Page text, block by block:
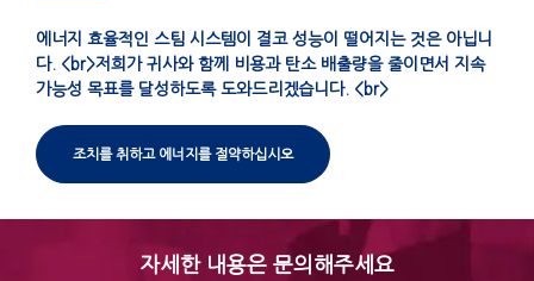
에너지 효율적인 스팀 시스템이 결코 성능이 떨어지는 것은 아닙니
다. <br>저희가 귀사와 함께 비용과 탄소 배출량을 줄이면서 지속
가능성 목표를 달성하도록 도와드리겠습니다. <br>
조치를 취하고 에너지를 절약하십시오
자세한 내용은 문의해주세요